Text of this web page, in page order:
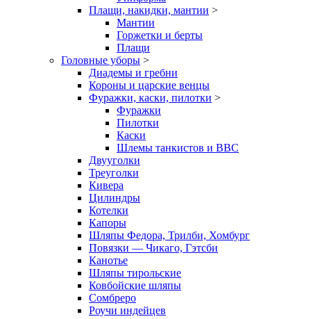
Плащи, накидки, мантии >
Мантии
Горжетки и берты
Плащи
Головные уборы >
Диадемы и гребни
Короны и царские венцы
Фуражки, каски, пилотки >
Фуражки
Пилотки
Каски
Шлемы танкистов и ВВС
Двууголки
Треуголки
Кивера
Цилиндры
Котелки
Капоры
Шляпы Федора, Трилби, Хомбург
Повязки — Чикаго, Гэтсби
Канотье
Шляпы тирольские
Ковбойские шляпы
Сомбреро
Роучи индейцев